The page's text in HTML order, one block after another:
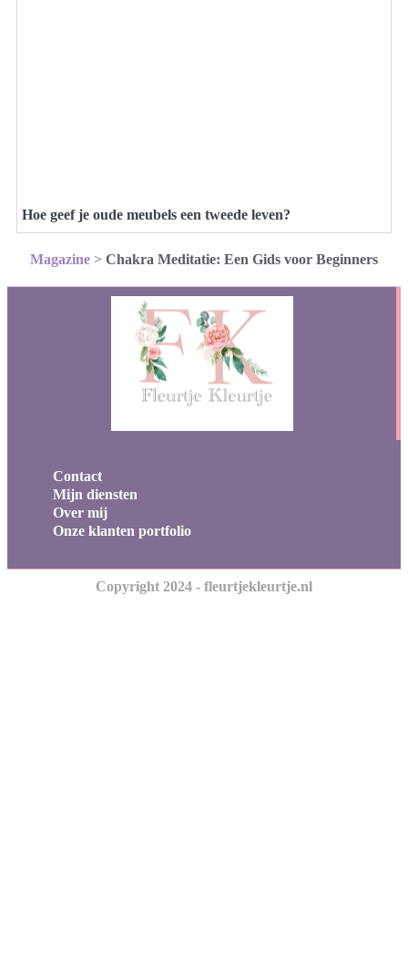
Hoe geef je oude meubels een tweede leven?
Magazine > Chakra Meditatie: Een Gids voor Beginners
Contact
Mijn diensten
Over mij
Onze klanten portfolio
Copyright 2024 - fleurtjekleurtje.nl